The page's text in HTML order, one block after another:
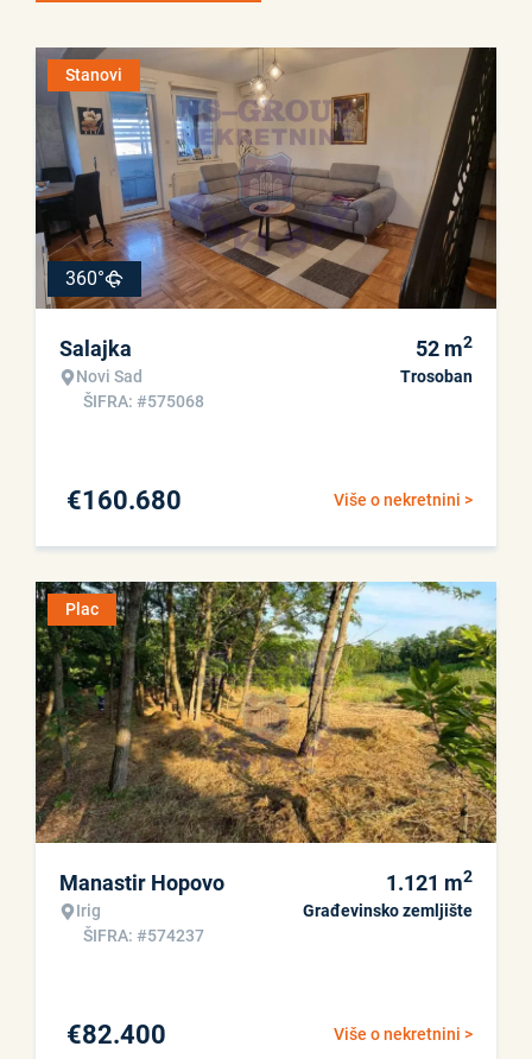
Stanovi
360°
Salajka
Novi Sad
ŠIFRA: #575068
52 m2
Trosoban
Više o nekretnini >
€160.680
Plac
Manastir Hopovo
Irig
ŠIFRA: #574237
1.121 m2
Građevinsko zemljište
Više o nekretnini >
€82.400